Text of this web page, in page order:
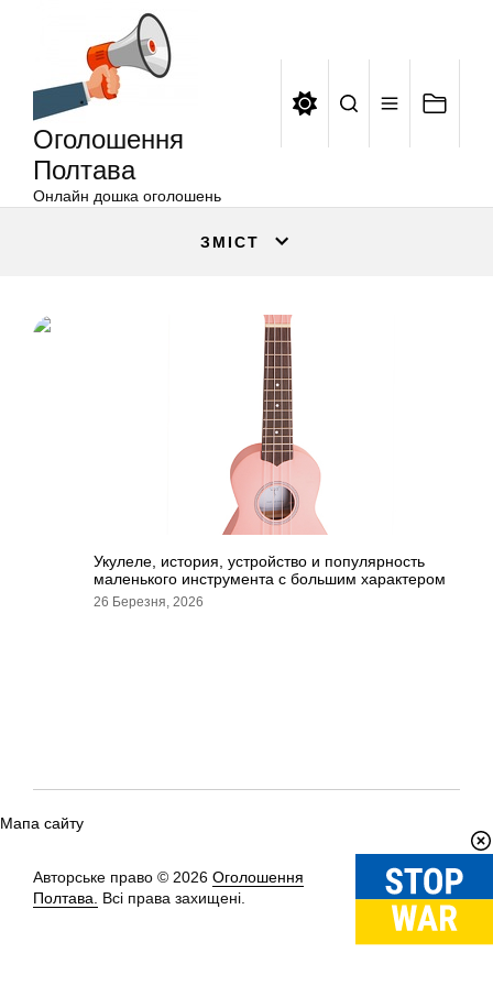
Оголошення
Полтава
Онлайн дошка оголошень
ЗМІСТ
Укулеле, история, устройство и популярность
маленького инструмента с большим характером
26 Березня, 2026
Мапа сайту
Авторське право © 2026 Оголошення
Полтава.
Всі права захищені.
Вгору↑